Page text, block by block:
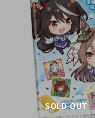
SOLD OUT